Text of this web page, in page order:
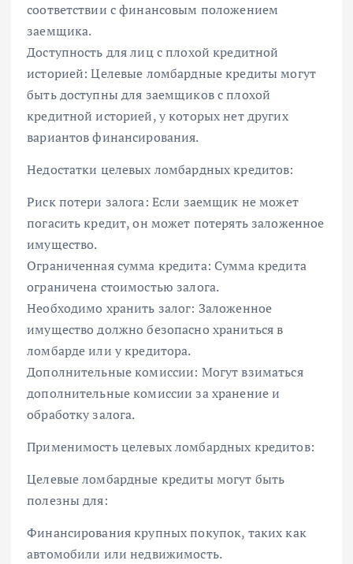
соответствии с финансовым положением
заемщика.
Доступность для лиц с плохой кредитной
историей: Целевые ломбардные кредиты могут
быть доступны для заемщиков с плохой
кредитной историей, у которых нет других
вариантов финансирования.
Недостатки целевых ломбардных кредитов:
Риск потери залога: Если заемщик не может
погасить кредит, он может потерять заложенное
имущество.
Ограниченная сумма кредита: Сумма кредита
ограничена стоимостью залога.
Необходимо хранить залог: Заложенное
имущество должно безопасно храниться в
ломбарде или у кредитора.
Дополнительные комиссии: Могут взиматься
дополнительные комиссии за хранение и
обработку залога.
Применимость целевых ломбардных кредитов:
Целевые ломбардные кредиты могут быть
полезны для:
Финансирования крупных покупок, таких как
автомобили или недвижимость.